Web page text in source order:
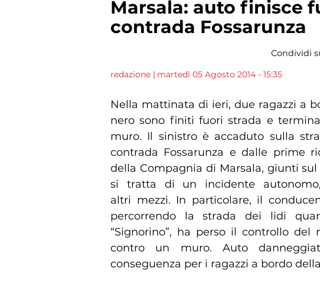
Marsala: auto finisce
contrada Fossarunza
Condividi
redazione | martedì 05 Agosto 2014 - 15:35
Nella mattinata di ieri, due ragazzi a
nero sono finiti fuori strada e
muro. Il sinistro è accaduto sulla
contrada Fossarunza e dalle prime
della Compagnia di Marsala, giunti
si tratta di un incidente
altri mezzi. In particolare, il
percorrendo la strada dei lidi
“Signorino”, ha perso il controllo
contro un muro. Auto
conseguenza per i ragazzi a bordo